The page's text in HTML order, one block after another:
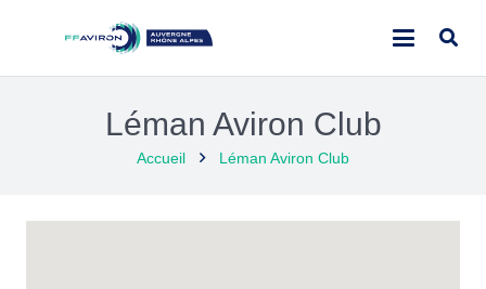
Léman Aviron Club
Accueil Léman Aviron Club